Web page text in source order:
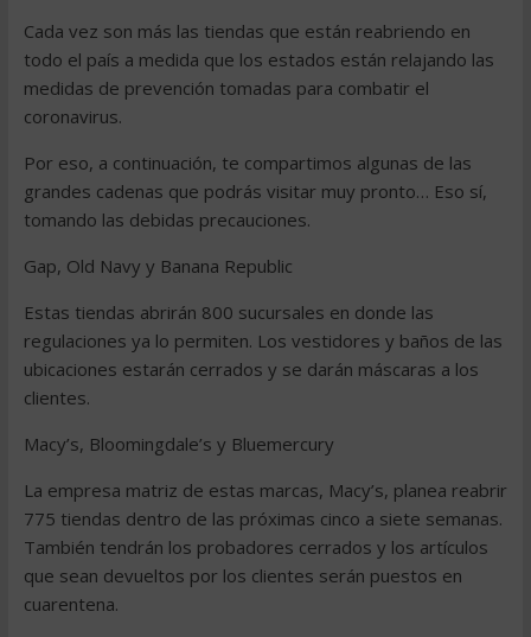
Cada vez son más las tiendas que están reabriendo en
todo el país a medida que los estados están relajando las
medidas de prevención tomadas para combatir el
coronavirus.
Por eso, a continuación, te compartimos algunas de las
grandes cadenas que podrás visitar muy pronto… Eso sí,
tomando las debidas precauciones.
Gap, Old Navy y Banana Republic
Estas tiendas abrirán 800 sucursales en donde las
regulaciones ya lo permiten. Los vestidores y baños de las
ubicaciones estarán cerrados y se darán máscaras a los
clientes.
Macy’s, Bloomingdale’s y Bluemercury
La empresa matriz de estas marcas, Macy’s, planea reabrir
775 tiendas dentro de las próximas cinco a siete semanas.
También tendrán los probadores cerrados y los artículos
que sean devueltos por los clientes serán puestos en
cuarentena.